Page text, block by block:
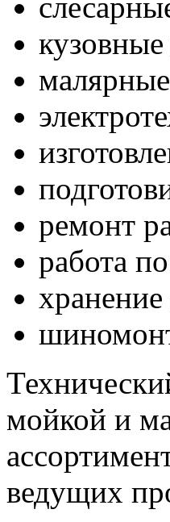
ремонт
работа
мойкой и
ведущих